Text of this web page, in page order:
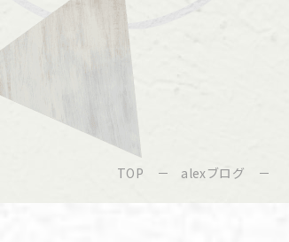
TOP alexブログ